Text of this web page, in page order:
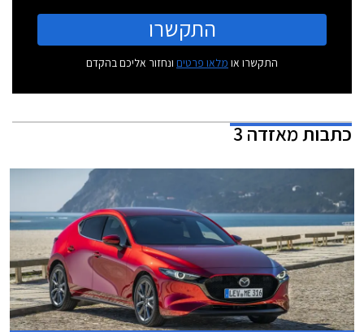
התקשרו
התקשרו או מלאו פרטים ונחזור אליכם בהקדם
כתבותמאזדה 3